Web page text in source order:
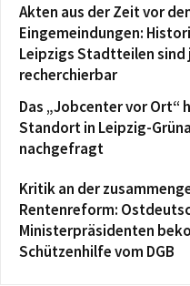
Akten aus der Zeit vor
Eingemeindungen:
Leipzigs Stadtteilen
recherchierbar
Das „Jobcenter vor Ort“
Standort in Leipzig-
nachgefragt
Kritik an der
Rentenreform:
Ministerpräsidenten
Schützenhilfe vom DGB